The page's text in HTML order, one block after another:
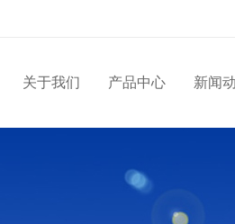
关于我们 产品中心 新闻